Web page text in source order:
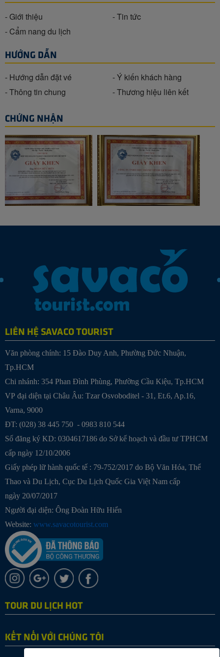
- Giới thiệu
- Tin tức
- Cẩm nang du lịch
HƯỚNG DẪN
- Hướng dẫn đặt vé
- Ý kiến khách hàng
- Thông tin chung
- Thương hiệu liên kết
CHỨNG NHẬN
LIÊN HỆ SAVACO TOURIST
Văn phòng chính: 15 Đào Duy Anh, Phường Đức Nhuận,
Tp.HCM
Chi nhánh: 354 Phan Đình Phùng, Phường Cầu Kiệu, Tp.HCM
VP đại diện tại Châu Âu: Tzar Osvoboditel - 31, Et.6, Ap.16,
Varna, 9000
ĐT: (028) 38 445 750 - 0983 810 544
Số đăng ký KD: 0304617186 do Sở kế hoạch và đầu tư TPHCM
cấp ngày 12/10/2006
Giấy phép lữ hành quốc tế : 79-752/2017 do Bộ Văn Hóa, Thể
Thao và Du Lịch, Cục Du Lịch Quốc Gia Việt Nam cấp
ngày 20/07/2017
Người đại diện: Ông Đoàn Hữu Hiển
Website: www.savacotourist.com
TOUR DU LỊCH HOT
KẾT NỐI VỚI CHÚNG TÔI